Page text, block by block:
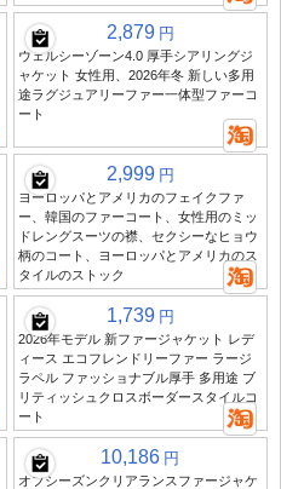
2,879 円
ウェルシーゾーン4.0 厚手シアリングジ
ャケット 女性用、2026年冬 新しい多用
途ラグジュアリーファー一体型ファーコ
ート
2,999 円
ヨーロッパとアメリカのフェイクファ
ー、韓国のファーコート、女性用のミッ
ドレングスーツの襟、セクシーなヒョウ
柄のコート、ヨーロッパとアメリカのス
タイルのストック
1,739 円
2026年モデル 新ファージャケット レデ
ィース エコフレンドリーファー ラージ
ラペル ファッショナブル厚手 多用途 ブ
リティッシュクロスボーダースタイルコ
ート
10,186 円
オフシーズンクリアランスファージャケ